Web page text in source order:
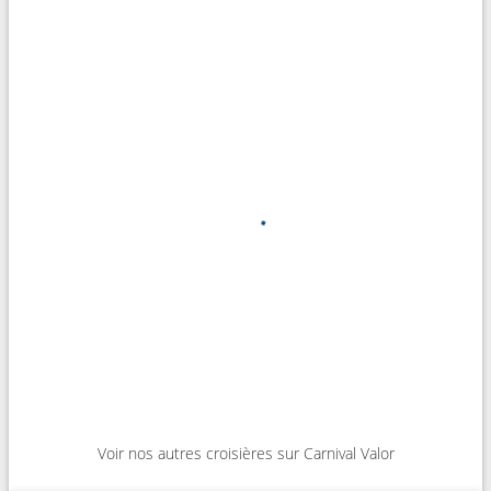
Voir nos autres croisières sur Carnival Valor